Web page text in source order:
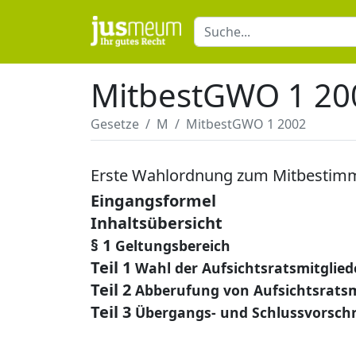
MitbestGWO 1
Gesetze M MitbestGWO 1 2002
Erste Wahlordnung zum
Eingangsformel
Inhaltsübersicht
§ 1 Geltungsbereich
Teil 1 Wahl der
Teil 2 Abberufung von
Teil 3 Übergangs- und